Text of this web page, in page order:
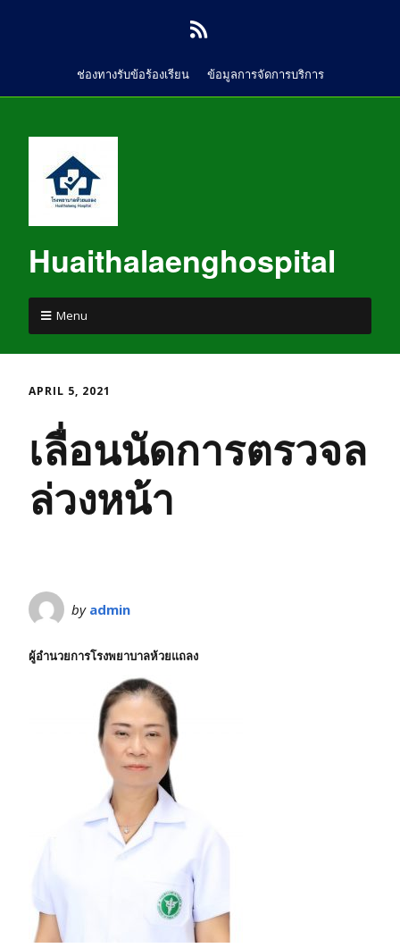
ช่องทางรับข้อร้องเรียน ข้อมูลการจัดการบริการ
Huaithalaenghospital
Menu
APRIL 5, 2021
เลื่อนนัดการตรวจล
ล่วงหน้า
by admin
ผู้อำนวยการโรงพยาบาลห้วยแถลง